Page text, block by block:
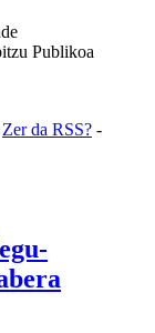
Publikoa
Zer da RSS? -